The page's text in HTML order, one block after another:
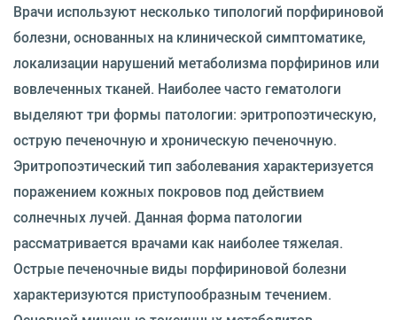
Врачи используют несколько типологий порфириновой
болезни, основанных на клинической симптоматике,
локализации нарушений метаболизма порфиринов или
вовлеченных тканей. Наиболее часто гематологи
выделяют три формы патологии: эритропоэтическую,
острую печеночную и хроническую печеночную.
Эритропоэтический тип заболевания характеризуется
поражением кожных покровов под действием
солнечных лучей. Данная форма патологии
рассматривается врачами как наиболее тяжелая.
Острые печеночные виды порфириновой болезни
характеризуются приступообразным течением.